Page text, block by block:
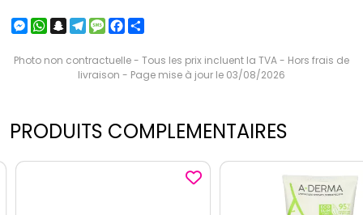
Messenger
WhatsApp
Snapchat
Telegram
MessageFacebook
Photo non contractuelle - Tous les prix incluent la TVA - Hors frais de
livraison - Page mise à jour le 03/08/2026
PRODUITS COMPLEMENTAIRES